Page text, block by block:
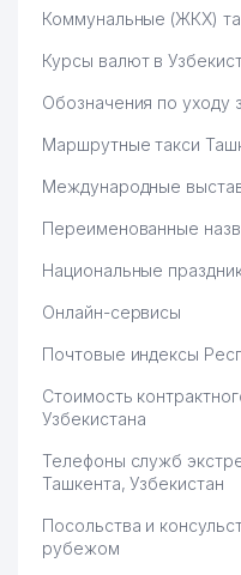
Коммунальные (ЖКХ)
Курсы валют в
Обозначения по уходу
Маршрутные такси
Международные
Переименованные
Национальные
Онлайн-сервисы
Почтовые индексы
Стоимость
Узбекистана
Телефоны служб
Ташкента, Узбекистан
Посольства и
рубежом